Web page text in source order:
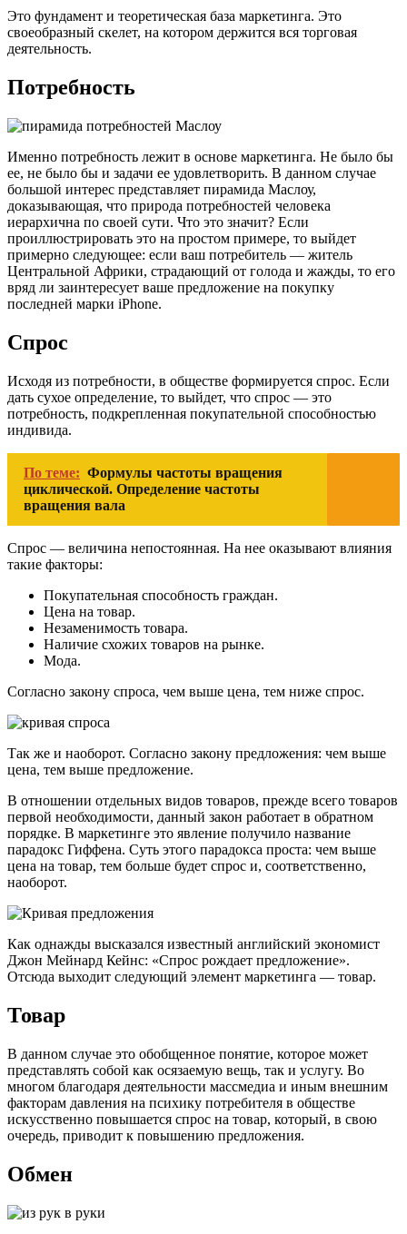
Это фундамент и теоретическая база маркетинга. Это
своеобразный скелет, на котором держится вся торговая
деятельность.
Потребность
Именно потребность лежит в основе маркетинга. Не было бы
ее, не было бы и задачи ее удовлетворить. В данном случае
большой интерес представляет пирамида Маслоу,
доказывающая, что природа потребностей человека
иерархична по своей сути. Что это значит? Если
проиллюстрировать это на простом примере, то выйдет
примерно следующее: если ваш потребитель — житель
Центральной Африки, страдающий от голода и жажды, то его
вряд ли заинтересует ваше предложение на покупку
последней марки iPhone.
Спрос
Исходя из потребности, в обществе формируется спрос. Если
дать сухое определение, то выйдет, что спрос — это
потребность, подкрепленная покупательной способностью
индивида.
По теме: Формулы частоты вращения
циклической. Определение частоты
вращения вала
Спрос — величина непостоянная. На нее оказывают влияния
такие факторы:
Покупательная способность граждан.
Цена на товар.
Незаменимость товара.
Наличие схожих товаров на рынке.
Мода.
Согласно закону спроса, чем выше цена, тем ниже спрос.
Так же и наоборот. Согласно закону предложения: чем выше
цена, тем выше предложение.
В отношении отдельных видов товаров, прежде всего товаров
первой необходимости, данный закон работает в обратном
порядке. В маркетинге это явление получило название
парадокс Гиффена. Суть этого парадокса проста: чем выше
цена на товар, тем больше будет спрос и, соответственно,
наоборот.
Как однажды высказался известный английский экономист
Джон Мейнард Кейнс: «Спрос рождает предложение».
Отсюда выходит следующий элемент маркетинга — товар.
Товар
В данном случае это обобщенное понятие, которое может
представлять собой как осязаемую вещь, так и услугу. Во
многом благодаря деятельности массмедиа и иным внешним
факторам давления на психику потребителя в обществе
искусственно повышается спрос на товар, который, в свою
очередь, приводит к повышению предложения.
Обмен